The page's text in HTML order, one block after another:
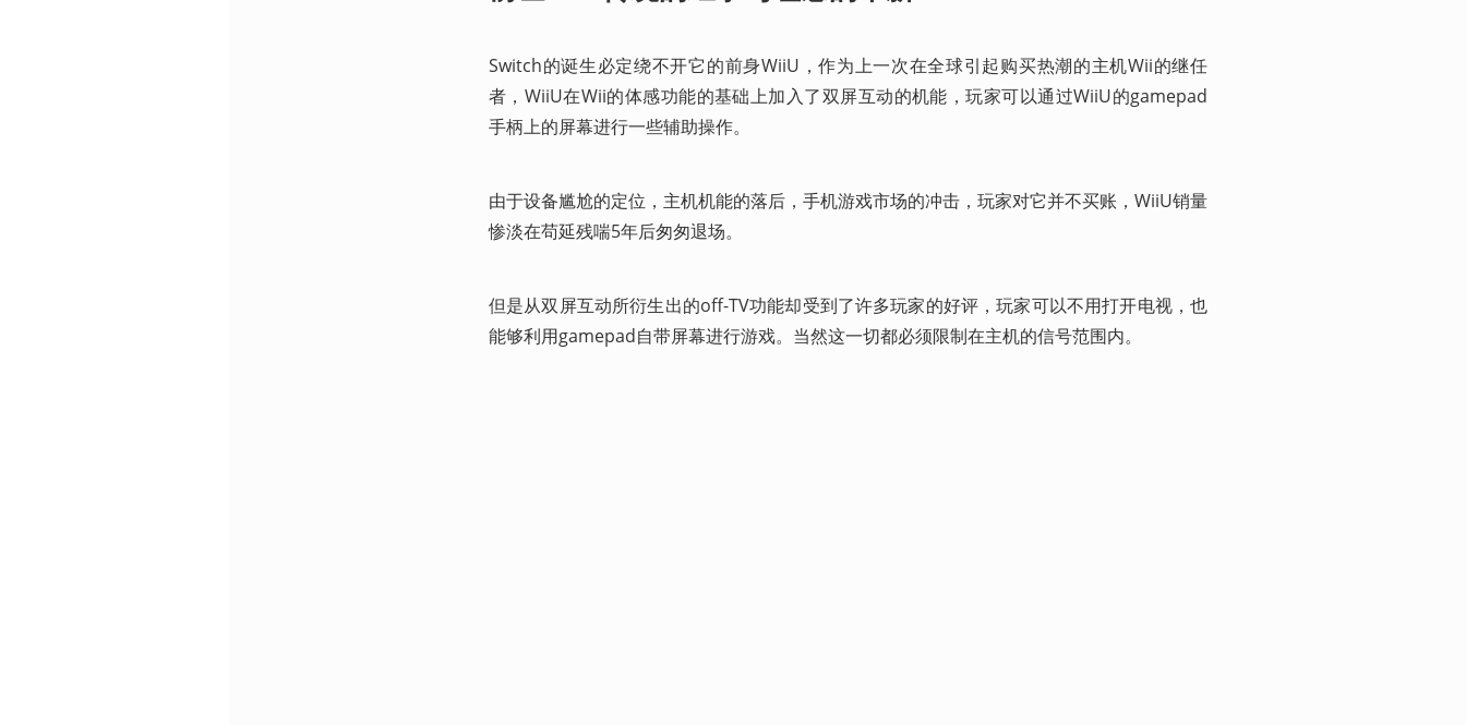
​Switch的诞生必定绕不开它的前身WiiU，作为上一次在全球引起购买热潮的主机Wii的继任
者，WiiU在Wii的体感功能的基础上加入了双屏互动的机能，玩家可以通过WiiU的gamepad
手柄上的屏幕进行一些辅助操作。
由于设备尴尬的定位，主机机能的落后，手机游戏市场的冲击，玩家对它并不买账，WiiU销量
惨淡在苟延残喘5年后匆匆退场。
但是从双屏互动所衍生出的off-TV功能却受到了许多玩家的好评，玩家可以不用打开电视，也
能够利用gamepad自带屏幕进行游戏。当然这一切都必须限制在主机的信号范围内。